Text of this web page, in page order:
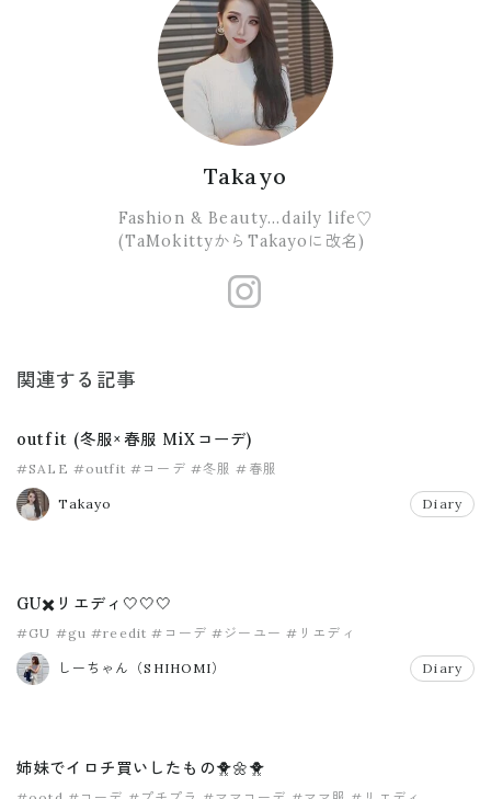
Takayo
Fashion & Beauty...daily life♡
(TaMokittyからTakayoに改名)
関連する記事
outfit (冬服×春服 MiXコーデ)
#SALE #outfit #コーデ #冬服 #春服
Takayo Diary
GU✖️リエディ🤍🤍🤍
#GU #gu #reedit #コーデ #ジーユー #リエディ
しーちゃん（SHIHOMI） Diary
姉妹でイロチ買いしたもの🐥🌼🐥